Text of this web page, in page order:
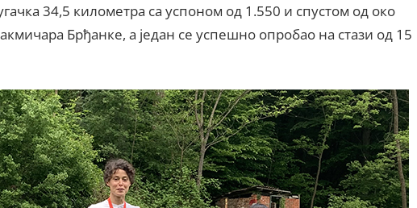
34,5 километра са успоном од 1.550 и спустом од око
Брђанке, а један се успешно опробао на стази од 15